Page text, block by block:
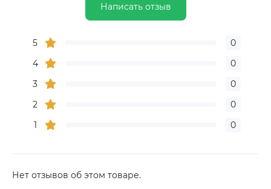
Написать отзыв
5
0
4
0
3
0
2
0
1
0
Нет отзывов об этом товаре.